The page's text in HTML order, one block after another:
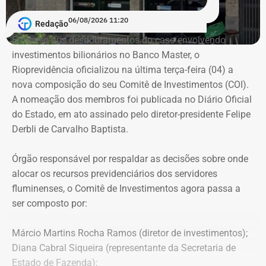
Redação06/08/2026 11:20
Em meio aos desdobramentos do caso envolvendo
investimentos bilionários no Banco Master, o
Rioprevidência oficializou na última terça-feira (04) a
nova composição do seu Comitê de Investimentos (COI).
A nomeação dos membros foi publicada no Diário Oficial
do Estado, em ato assinado pelo diretor-presidente Felipe
Derbli de Carvalho Baptista.
Órgão responsável por respaldar as decisões sobre onde
alocar os recursos previdenciários dos servidores
fluminenses, o Comitê de Investimentos agora passa a
ser composto por:
Márcio Martins Rocha Ramos (diretor de investimentos);
Diana Cabral Siqueira (representante da Secretaria de
Estado de Fazenda);